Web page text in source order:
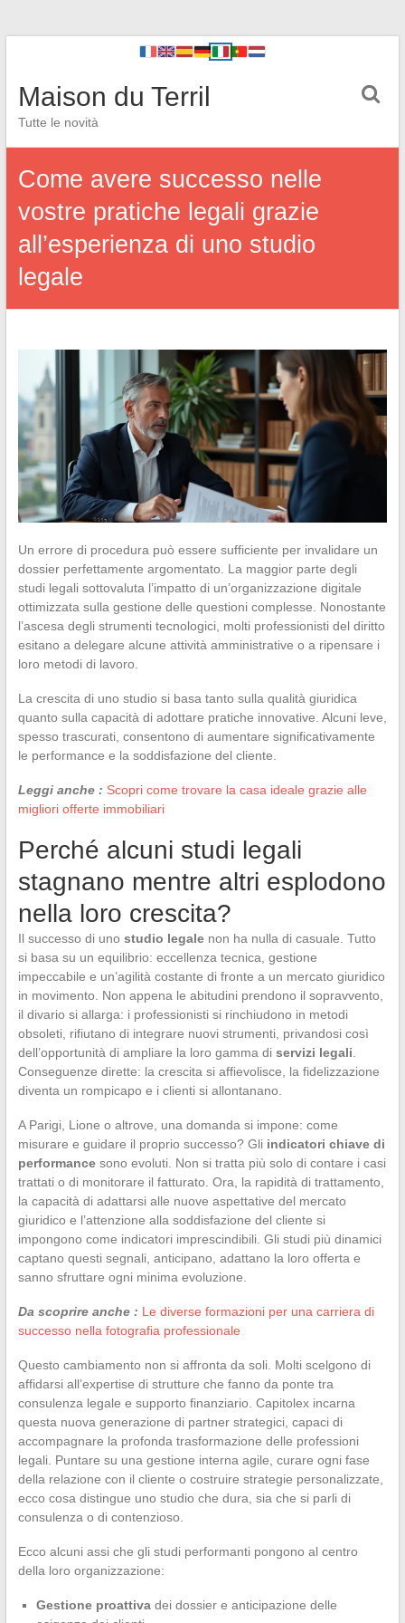
Maison du Terril
Tutte le novità
Come avere successo nelle
vostre pratiche legali grazie
all’esperienza di uno studio
legale
Un errore di procedura può essere sufficiente per invalidare un
dossier perfettamente argomentato. La maggior parte degli
studi legali sottovaluta l’impatto di un’organizzazione digitale
ottimizzata sulla gestione delle questioni complesse. Nonostante
l’ascesa degli strumenti tecnologici, molti professionisti del diritto
esitano a delegare alcune attività amministrative o a ripensare i
loro metodi di lavoro.
La crescita di uno studio si basa tanto sulla qualità giuridica
quanto sulla capacità di adottare pratiche innovative. Alcuni leve,
spesso trascurati, consentono di aumentare significativamente
le performance e la soddisfazione del cliente.
Leggi anche : Scopri come trovare la casa ideale grazie alle
migliori offerte immobiliari
Perché alcuni studi legali
stagnano mentre altri esplodono
nella loro crescita?
Il successo di uno studio legalenon ha nulla di casuale. Tutto
si basa su un equilibrio: eccellenza tecnica, gestione
impeccabile e un’agilità costante di fronte a un mercato giuridico
in movimento. Non appena le abitudini prendono il sopravvento,
il divario si allarga: i professionisti si rinchiudono in metodi
obsoleti, rifiutano di integrare nuovi strumenti, privandosi così
dell’opportunità di ampliare la loro gamma di servizi legali
Conseguenze dirette: la crescita si affievolisce, la fidelizzazione
diventa un rompicapo e i clienti si allontanano.
A Parigi, Lione o altrove, una domanda si impone: come
misurare e guidare il proprio successo? Gli indicatori chiave di
performancesono evoluti. Non si tratta più solo di contare i casi
trattati o di monitorare il fatturato. Ora, la rapidità di trattamento,
la capacità di adattarsi alle nuove aspettative del mercato
giuridico e l’attenzione alla soddisfazione del cliente si
impongono come indicatori imprescindibili. Gli studi più dinamici
captano questi segnali, anticipano, adattano la loro offerta e
sanno sfruttare ogni minima evoluzione.
Da scoprire anche : Le diverse formazioni per una carriera di
successo nella fotografia professionale
Questo cambiamento non si affronta da soli. Molti scelgono di
affidarsi all’expertise di strutture che fanno da ponte tra
consulenza legale e supporto finanziario. Capitolex incarna
questa nuova generazione di partner strategici, capaci di
accompagnare la profonda trasformazione delle professioni
legali. Puntare su una gestione interna agile, curare ogni fase
della relazione con il cliente o costruire strategie personalizzate,
ecco cosa distingue uno studio che dura, sia che si parli di
consulenza o di contenzioso.
Ecco alcuni assi che gli studi performanti pongono al centro
della loro organizzazione:
Gestione proattivadei dossier e anticipazione delle